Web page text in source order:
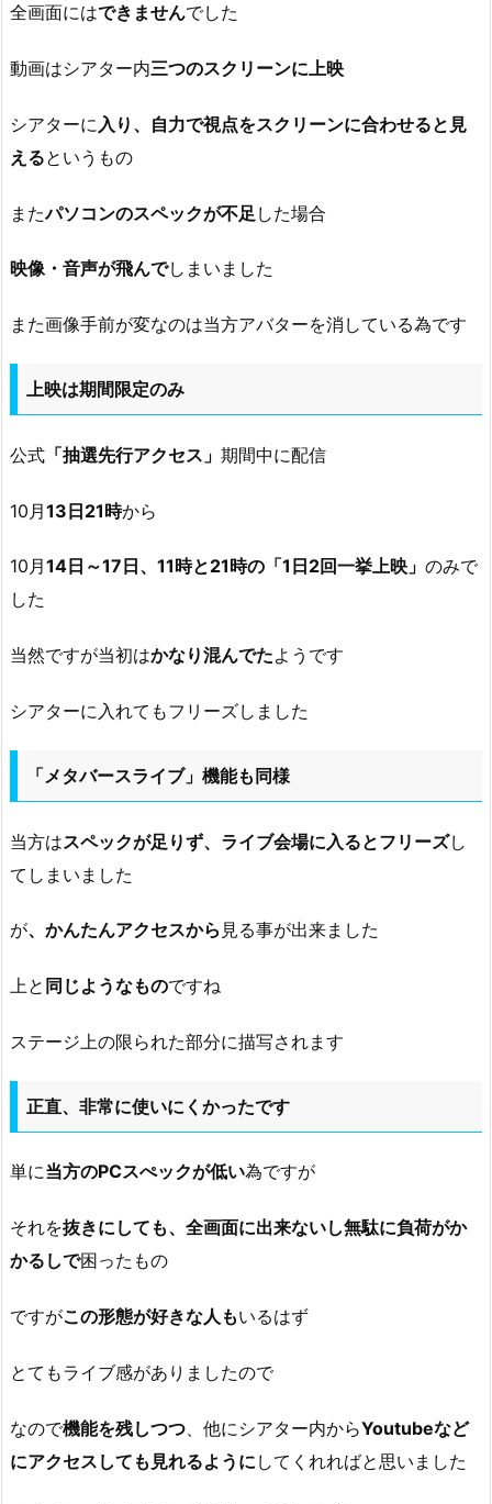
全画面にはできませんでした
動画はシアター内三つのスクリーンに上映
シアターに 入り、自力で視点をスクリーンに合わせると見
えるというもの
またパソコンのスペックが不足 した場合
映像・音声が飛んでしまいました
また画像手前が変なのは当方アバターを消している為です
上映は期間限定のみ
公式 「抽選先行アクセス」 期間中に配信
10月13日21時から
10月14日～17日、11時と21時の「1日2回一挙上映」 のみで
した
当然ですが当初はかなり混んでたようです
シアターに入れてもフリーズしました
「メタバースライブ」機能も同様
当方はスペックが足りず、ライブ会場に入るとフリーズし
てしまいました
が、かんたんアクセスから 見る事が出来ました
上と 同じようなものですね
ステージ上の限られた部分に描写されます
正直、非常に使いにくかったです
単に当方のPCスぺックが低い為ですが
それを抜きにしても、全画面に出来ないし無駄に負荷がか
かるしで困ったもの
ですがこの形態が好きな人もいるはず
とてもライブ感がありましたので
なので機能を残しつつ 、他にシアター内からYoutubeなど
にアクセスしても見れるように してくれればと思いました